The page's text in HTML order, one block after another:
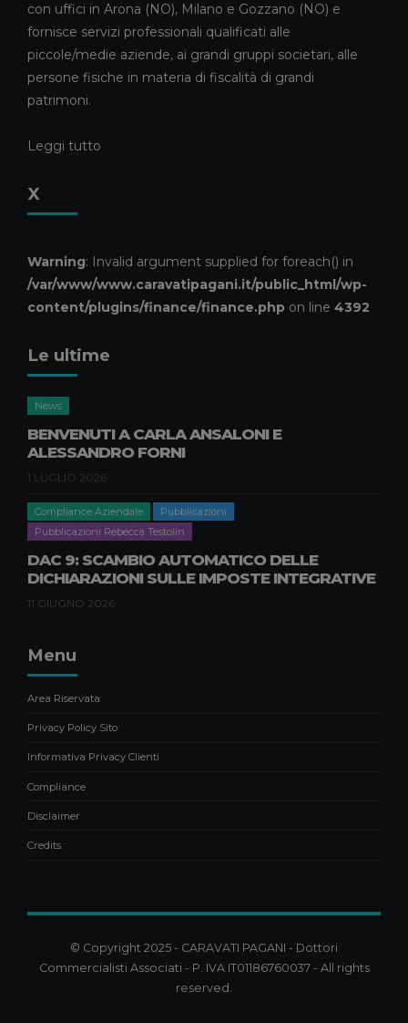
COMMERCIALISTI DELL’ANNO
2026
5 MAGGIO 2026
ASSEGNAZIONE AGEVOLATA DI
BENI AI SOCI: LA LEGGE DI
BILANCIO 2026 RIAPRE I TERMINI
NOVITÀ E IMPATTI PER LE
IMPRESE B2B
con uffici in Arona (NO), Milano e Gozzano (NO) e
fornisce servizi professionali qualificati alle
piccole/medie aziende, ai grandi gruppi societari, alle
persone fisiche in materia di fiscalità di grandi
patrimoni.
Leggi tutto
X
Warning: Invalid argument supplied for foreach() in
/var/www/www.caravatipagani.it/public_html/wp-
content/plugins/finance/finance.php on line 4392
Le ultime
News
BENVENUTI A CARLA ANSALONI E
ALESSANDRO FORNI
1 LUGLIO 2026
Compliance Aziendale
Pubblicazioni
Pubblicazioni Rebecca Testolin
DAC 9: SCAMBIO AUTOMATICO DELLE
DICHIARAZIONI SULLE IMPOSTE INTEGRATIVE
11 GIUGNO 2026
Menu
Area Riservata
Privacy Policy Sito
Informativa Privacy Clienti
Compliance
Disclaimer
Credits
© Copyright 2025 - CARAVATI PAGANI - Dottori
Commercialisti Associati - P. IVA IT01186760037 - All rights
reserved.